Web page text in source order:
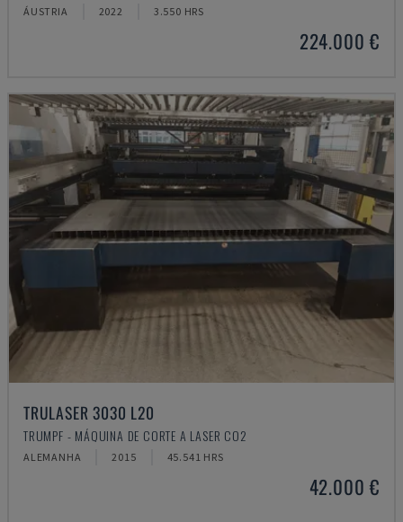
ÁUSTRIA 2022 3.550 HRS
224.000 €
TRULASER 3030 L20
TRUMPF - MÁQUINA DE CORTE A LASER CO2
ALEMANHA 2015 45.541 HRS
42.000 €